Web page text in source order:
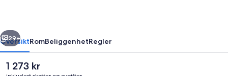
Neste
29+
OversiktRomBeliggenhetRegler
Den
nåværende
1 273 kr